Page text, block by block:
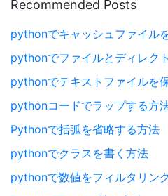
Recommended Posts
pythonでキャッシュファイル
pythonでファイルとディレク
pythonでテキストファイルを
pythonコードでラップする方
Pythonで括弧を省略する方法
pythonでクラスを書く方法
pythonで数値をフィルタリン